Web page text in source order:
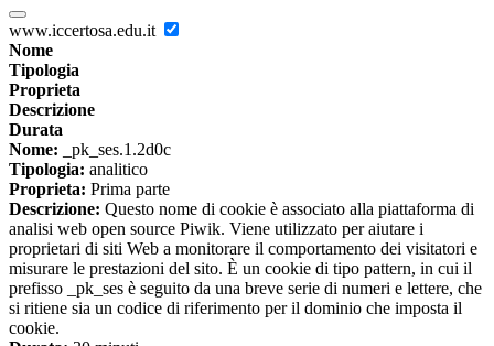
www.iccertosa.edu.it
Nome
Tipologia
Proprieta
Descrizione
Durata
Nome: _pk_ses.1.2d0c
Tipologia: analitico
Proprieta: Prima parte
Descrizione: Questo nome di cookie è associato alla piattaforma di
analisi web open source Piwik. Viene utilizzato per aiutare i
proprietari di siti Web a monitorare il comportamento dei visitatori e
misurare le prestazioni del sito. È un cookie di tipo pattern, in cui il
prefisso _pk_ses è seguito da una breve serie di numeri e lettere, che
si ritiene sia un codice di riferimento per il dominio che imposta il
cookie.